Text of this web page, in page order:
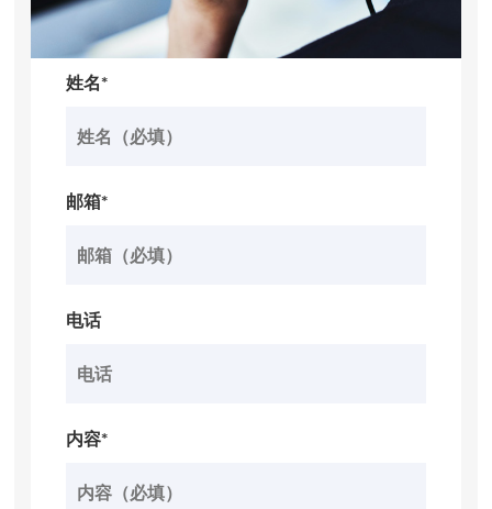
姓名*
邮箱*
电话
内容*